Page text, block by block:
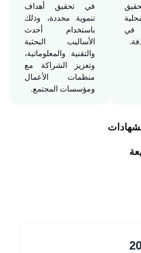
في
في تحقيق أهداف
تنموية محددة، وذلك
باستخدام أحدث
الأساليب البحثية
والتقنية والمعلوماتية،
وتعزيز الشراكة مع
منظمات الأعمال
ومؤسسات المجتمع.